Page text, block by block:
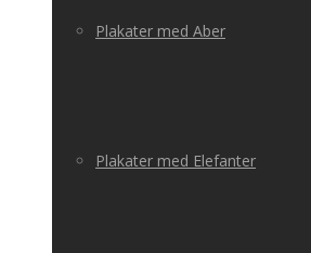
Plakater med Aber
Plakater med Elefanter